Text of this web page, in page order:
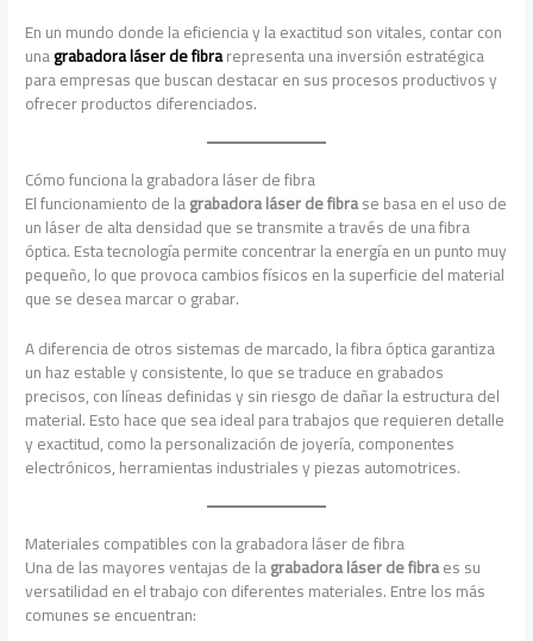
En un mundo donde la eficiencia y la exactitud son vitales, contar con
unagrabadora láser de fibrarepresenta una inversión estratégica
para empresas que buscan destacar en sus procesos productivos y
ofrecer productos diferenciados.
Cómo funciona la grabadora láser de fibra
El funcionamiento de lagrabadora láser de fibrase basa en el uso de
un láser de alta densidad que se transmite a través de una fibra
óptica. Esta tecnología permite concentrar la energía en un punto muy
pequeño, lo que provoca cambios físicos en la superficie del material
que se desea marcar o grabar.
A diferencia de otros sistemas de marcado, la fibra óptica garantiza
un haz estable y consistente, lo que se traduce en grabados
precisos, con líneas definidas y sin riesgo de dañar la estructura del
material. Esto hace que sea ideal para trabajos que requieren detalle
y exactitud, como la personalización de joyería, componentes
electrónicos, herramientas industriales y piezas automotrices.
Materiales compatibles con la grabadora láser de fibra
Una de las mayores ventajas de lagrabadora láser de fibraes su
versatilidad en el trabajo con diferentes materiales. Entre los más
comunes se encuentran: